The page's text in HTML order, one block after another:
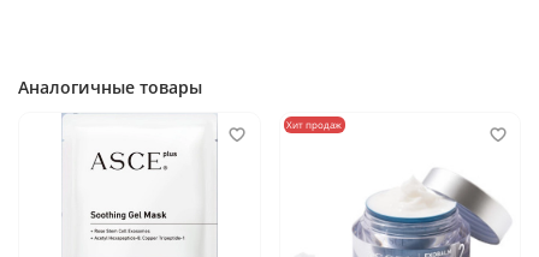
Аналогичные товары
Хит продаж